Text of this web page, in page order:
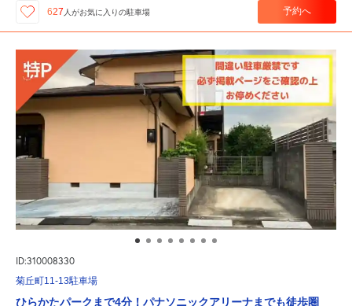
627 人がお気に入りの駐車場 予約へ
ID:310008330
菊丘町11-13駐車場
ひらかたパークまで4分！パナソニックアリーナまでも徒歩圏